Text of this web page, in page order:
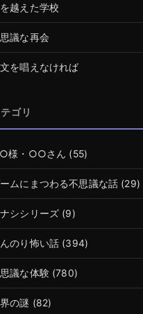
越えた学校
議な再会
を唱えなければ
ゴリ
様・○○さん (55)
ムにまつわる不思議な話 (29)
シシリーズ (9)
のり怖い話 (394)
議な体験(780)
の謎 (82)